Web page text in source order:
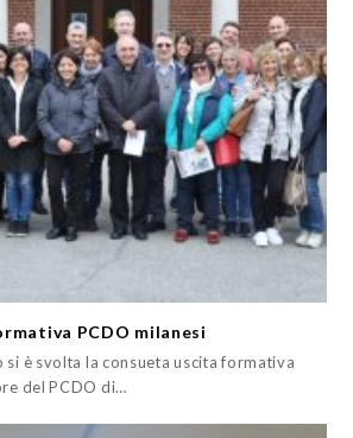
PCDO milanesi
si è svolta la consueta uscita formativa
del PCDO di…